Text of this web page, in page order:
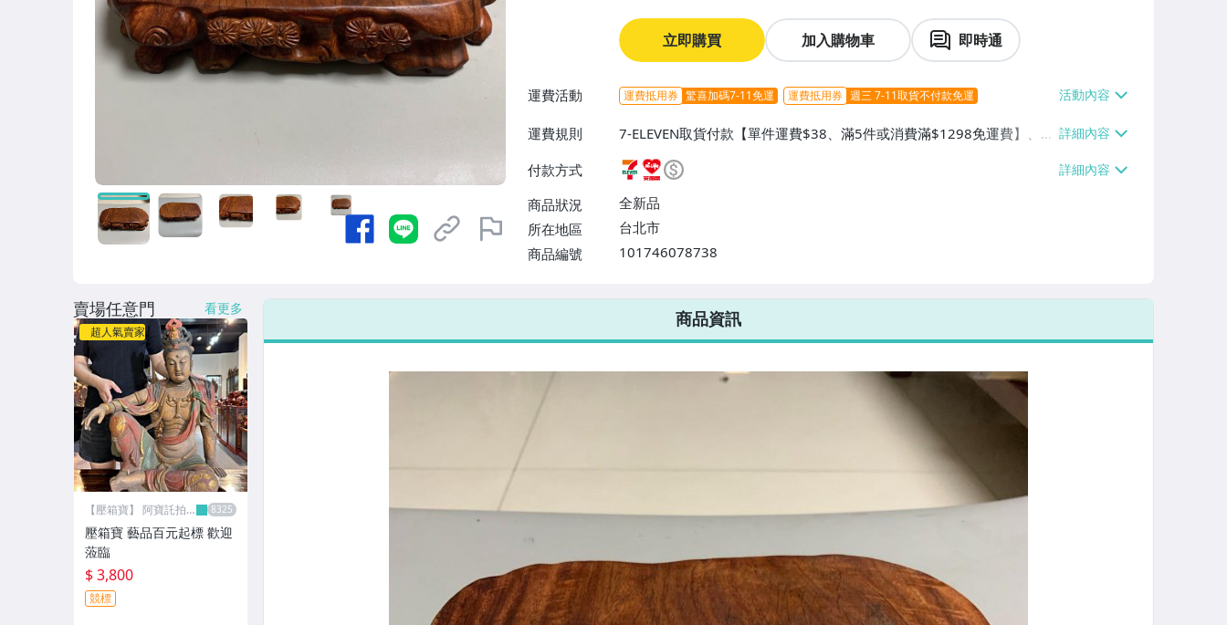
立即購買 加入購物車 即時通
運費活動 運費抵用券 驚喜加碼7-11免運 運費抵用券 週三 7-11取貨不付款免運
運費規則
7-ELEVEN取貨付款【單件運費$38、滿5件或消費滿$1298免運費】、7-
ELEVEN取貨不付款【免運費】、萊爾富取貨付款【單件運費$60、滿5件
或消費滿$1298免運費】、宅配/貨運【單件運費$120、滿5件或消費滿
$1598免運費】
付款方式
商品狀況
全新品
所在地區
台北市
商品編號
101746078738
7-ELEVEN 運費只要38元
不限金額、筆數，筆筆優惠無限次！
商品資訊
賣場任意門 看更多
超人氣賣家
【壓箱寶】 阿寶託拍
壓箱寶 藝品百元起標 歡迎
蒞臨
$ 3,800
競標